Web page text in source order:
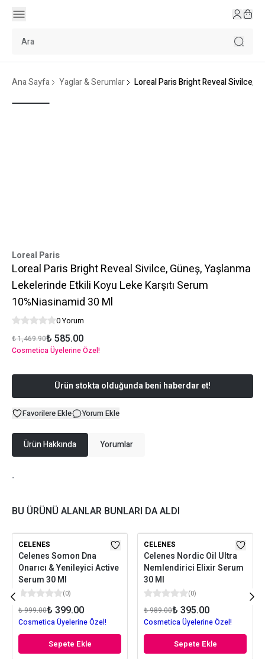
Ana Sayfa Yaglar & Serumlar Loreal Paris Bright Reveal Sivilce,
Loreal Paris
Loreal Paris Bright Reveal Sivilce, Güneş, Yaşlanma
Lekelerinde Etkili Koyu Leke Karşıtı Serum
10%Niasinamid 30 Ml
0 Yorum
₺ 1,469.90₺ 585.00
Cosmetica Üyelerine Özel!
Ürün stokta olduğunda beni haberdar et!
Favorilere Ekle Yorum Ekle
Ürün Hakkında Yorumlar
-
BU ÜRÜNÜ ALANLAR BUNLARI DA ALDI
CELENES
Celenes Somon Dna
Onarıcı & Yenileyici Active
Serum 30 Ml
(0)
₺ 999.00₺ 399.00
Cosmetica Üyelerine Özel!
Sepete Ekle
CELENES
Celenes Nordic Oil Ultra
Nemlendirici Elixir Serum
30 Ml
(0)
₺ 989.00₺ 395.00
Cosmetica Üyelerine Özel!
Sepete Ekle